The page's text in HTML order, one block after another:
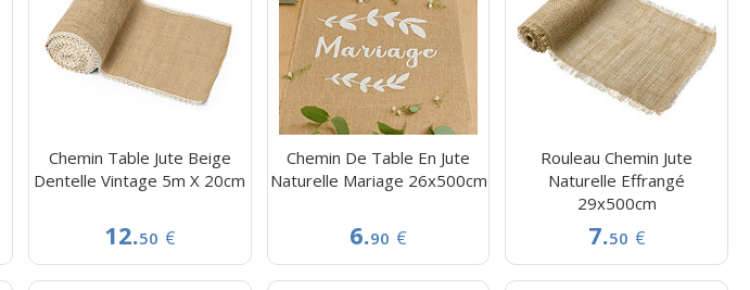
Chemin Table Jute Beige
Dentelle Vintage 5m X 20cm
12.50 €
Chemin De Table En Jute
Naturelle Mariage 26x500cm
6.90 €
Rouleau Chemin Jute
Naturelle Effrangé
29x500cm
7.50 €